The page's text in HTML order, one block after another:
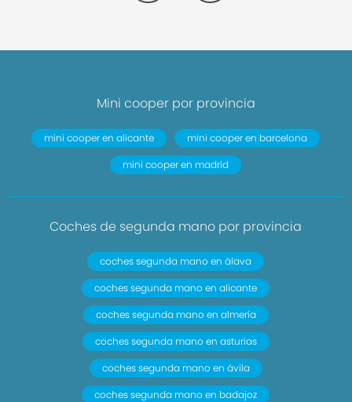
- dinámico control-estabilidad (DSC)
- Caja de cambios 7 velocidades - Caja cambios
doble embrague con Steptronic
- Sistema de escape (1-tubo de escape) con
escape Euro 6d
- Sistema Start/Stop (Función)
- Filtro partículas-Otto (GPF) (Filtro part. Otto)
- Motor 1,5 Ltr. - 100 kW 12V
MINI COOPER COOPER 2014 5P BERLINA CON
PORTON en Barcelona, del año 2021. Gasolina,
Automático y 3 puertas.
Mini cooper por provincia
mini cooper en alicante
mini cooper en barcelona
mini cooper en madrid
Coches de segunda mano por provincia
coches segunda mano en álava
coches segunda mano en alicante
coches segunda mano en almería
coches segunda mano en asturias
coches segunda mano en ávila
coches segunda mano en badajoz